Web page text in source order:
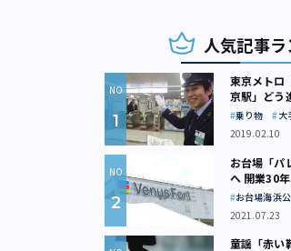
人気記事
東京メトロ
京駅」どう
もらいまし
乗り物 大
2019.02.10
お台場「パ
へ 開業30
お台場海浜
2021.07.23
童謡「赤い